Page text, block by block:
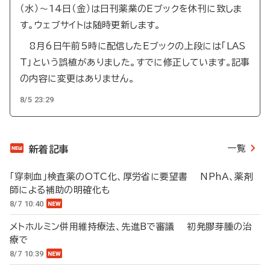
（水）～14日（金）は日刊薬業のEブックを休刊に致しま
す。ウェブサイトは随時更新します。
8月6日午前5時に配信したEブックの上段には「LAS
T」という誤植がありました。すでに修正しています。記事
の内容に変更はありません。
8/5 23:29
新着記事 一覧
「穿刺血」検査薬のOTC化、厚労省に要望書 NPhA、薬剤
師による補助の明確化も
8/7 10:40
メトホルミン併用維持療法、先進Bで審議 初発膠芽腫の治
療で
8/7 10:39